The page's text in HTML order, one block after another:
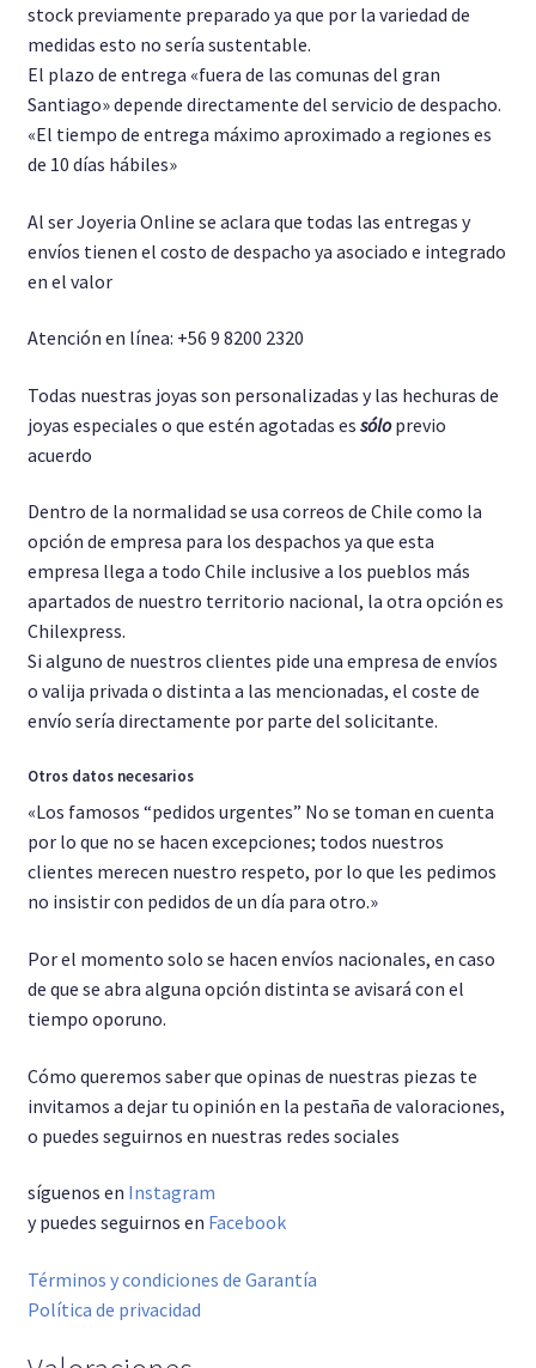
stock previamente preparado ya que por la variedad de
medidas esto no sería sustentable.
El plazo de entrega «fuera de las comunas del gran
Santiago» depende directamente del servicio de despacho.
«El tiempo de entrega máximo aproximado a regiones es
de 10 días hábiles»
Al ser Joyeria Online se aclara que todas las entregas y
envíos tienen el costo de despacho ya asociado e integrado
en el valor
Atención en línea: +56 9 8200 2320
Todas nuestras joyas son personalizadas y las hechuras de
joyas especiales o que estén agotadas es sóloprevio
acuerdo
Dentro de la normalidad se usa correos de Chile como la
opción de empresa para los despachos ya que esta
empresa llega a todo Chile inclusive a los pueblos más
apartados de nuestro territorio nacional, la otra opción es
Chilexpress.
Si alguno de nuestros clientes pide una empresa de envíos
o valija privada o distinta a las mencionadas, el coste de
envío sería directamente por parte del solicitante.
Otros datos necesarios
«Los famosos “pedidos urgentes” No se toman en cuenta
por lo que no se hacen excepciones; todos nuestros
clientes merecen nuestro respeto, por lo que les pedimos
no insistir con pedidos de un día para otro.»
Por el momento solo se hacen envíos nacionales, en caso
de que se abra alguna opción distinta se avisará con el
tiempo oporuno.
Cómo queremos saber que opinas de nuestras piezas te
invitamos a dejar tu opinión en la pestaña de valoraciones,
o puedes seguirnos en nuestras redes sociales
síguenos en Instagram
y puedes seguirnos en Facebook
Términos y condiciones de Garantía
Política de privacidad